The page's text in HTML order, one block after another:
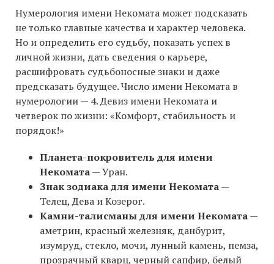
Нумерология имени Некомата может подсказать
не только главные качества и характер человека.
Но и определить его судьбу, показать успех в
личной жизни, дать сведения о карьере,
расшифровать судьбоносные знаки и даже
предсказать будущее. Число имени Некомата в
нумерологии — 4. Девиз имени Некомата и
четверок по жизни: «Комфорт, стабильность и
порядок!»
Планета-покровитель для имени
Некомата— Уран.
Знак зодиака для имени Некомата—
Телец, Дева и Козерог.
Камни-талисманы для имени Некомата—
аметрин, красный железняк, данбурит,
изумруд, стекло, мочи, лунный камень, пемза,
прозрачный кварц, черный сапфир, белый